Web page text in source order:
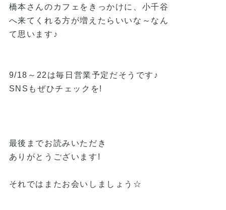
橋本さんのカフェをきっかけに、小千谷
へ来てくれる方が増えたらいいな～なん
て思います♪
9/18～22は毎日営業予定だそうです♪
SNSもぜひチェックを!
最後までお読みいただき
ありがとうございます!
それではまたお会いしましょう☆